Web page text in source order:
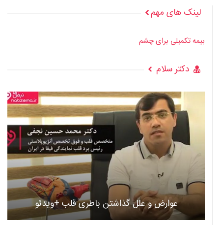
لینک های مهم
بیمه تکمیلی برای چشم
دکتر سلام
عوارض و علل گذاشتن باطری قلب +ویدئو